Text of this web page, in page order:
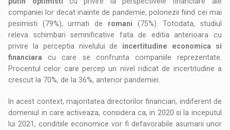
companiei lor decat inainte de pandemie, polonezii fiind cei mai
pesimisti (79%), urmati de romani (75%). Totodata, studiul
releva schimbari semnificative fata de editia anterioara cu
privire la perceptia nivelului de incertitudine economica si
financiara cu care se confrunta companiile reprezentate.
Procentul celor care percep un nivel ridicat de incertitudine a
crescut la 70%, de la 36%, anterior pandemiei.
In acest context, majoritatea directorilor financiari, indiferent de
domeniul in care activeaza, considera ca, in 2020 si la inceputul
lui 2021, conditiile economice vor fi defavorabile asumarii unor